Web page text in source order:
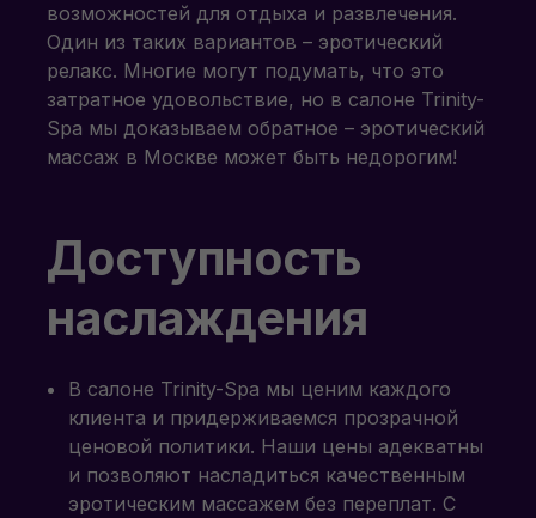
возможностей для отдыха и развлечения.
Один из таких вариантов – эротический
релакс. Многие могут подумать, что это
затратное удовольствие, но в салоне Trinity-
Spa мы доказываем обратное – эротический
массаж в Москве может быть недорогим!
Доступность
наслаждения
В салоне Trinity-Spa мы ценим каждого
клиента и придерживаемся прозрачной
ценовой политики. Наши цены адекватны
и позволяют насладиться качественным
эротическим массажем без переплат. С